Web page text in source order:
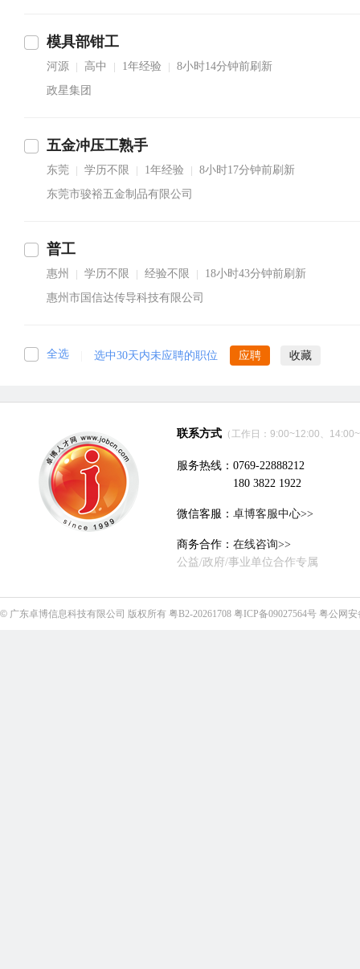
模具部钳工
河源 高中 1年经验
8小时14分钟前刷新
政星集团
五金冲压工熟手
东莞 学历不限 1年经验
8小时17分钟前刷新
东莞市骏裕五金制品有限公司
普工
惠州 学历不限 经验不限
18小时43分钟前刷新
惠州市国信达传导科技有限公司
全选 选中30天内未应聘的职位 应聘 收藏
联系方式 （工作日：9:00~12:00、
服务热线：0769-22888212
180 3822 1922
微信客服： 卓博客服中心>>
商务合作： 在线咨询>>
公益/政府/事业单位合作专属
© 广东卓博信息科技有限公司 版权所有 粤B2-20261708 粤ICP备09027564号 粤公网安